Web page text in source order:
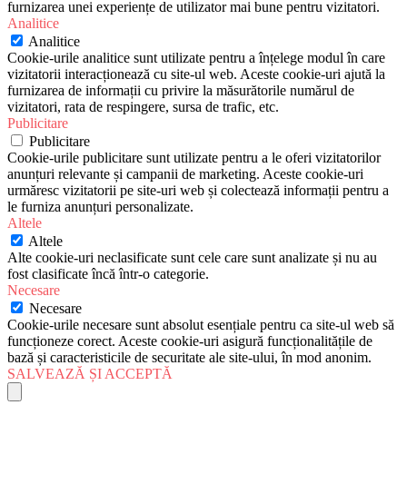
furnizarea unei experiențe de utilizator mai bune pentru vizitatori.
Analitice
Analitice
Cookie-urile analitice sunt utilizate pentru a înțelege modul în care
vizitatorii interacționează cu site-ul web. Aceste cookie-uri ajută la
furnizarea de informații cu privire la măsurătorile numărul de
vizitatori, rata de respingere, sursa de trafic, etc.
Publicitare
Publicitare
Cookie-urile publicitare sunt utilizate pentru a le oferi vizitatorilor
anunțuri relevante și campanii de marketing. Aceste cookie-uri
urmăresc vizitatorii pe site-uri web și colectează informații pentru a
le furniza anunțuri personalizate.
Altele
Altele
Alte cookie-uri neclasificate sunt cele care sunt analizate și nu au
fost clasificate încă într-o categorie.
Necesare
Necesare
Cookie-urile necesare sunt absolut esențiale pentru ca site-ul web să
funcționeze corect. Aceste cookie-uri asigură funcționalitățile de
bază și caracteristicile de securitate ale site-ului, în mod anonim.
SALVEAZĂ ȘI ACCEPTĂ